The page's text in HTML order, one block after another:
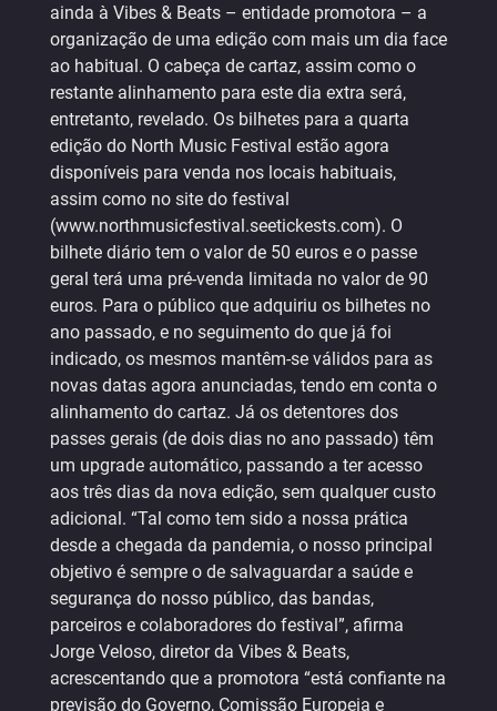
ainda à Vibes & Beats – entidade promotora – a
organização de uma edição com mais um dia face
ao habitual. O cabeça de cartaz, assim como o
restante alinhamento para este dia extra será,
entretanto, revelado. Os bilhetes para a quarta
edição do North Music Festival estão agora
disponíveis para venda nos locais habituais,
assim como no site do festival
(www.northmusicfestival.seetickests.com). O
bilhete diário tem o valor de 50 euros e o passe
geral terá uma pré-venda limitada no valor de 90
euros. Para o público que adquiriu os bilhetes no
ano passado, e no seguimento do que já foi
indicado, os mesmos mantêm-se válidos para as
novas datas agora anunciadas, tendo em conta o
alinhamento do cartaz. Já os detentores dos
passes gerais (de dois dias no ano passado) têm
um upgrade automático, passando a ter acesso
aos três dias da nova edição, sem qualquer custo
adicional. “Tal como tem sido a nossa prática
desde a chegada da pandemia, o nosso principal
objetivo é sempre o de salvaguardar a saúde e
segurança do nosso público, das bandas,
parceiros e colaboradores do festival”, afirma
Jorge Veloso, diretor da Vibes & Beats,
acrescentando que a promotora “está confiante na
previsão do Governo, Comissão Europeia e